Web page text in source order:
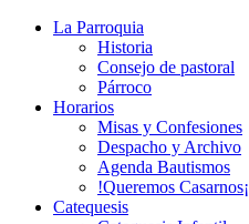
La Parroquia
Historia
Consejo de pastoral
Párroco
Horarios
Misas y Confesiones
Despacho y Archivo
Agenda Bautismos
!Queremos Casarnos¡
Catequesis